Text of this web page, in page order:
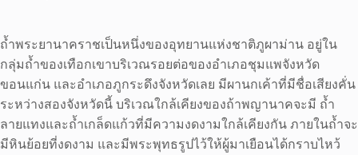
ถ้ำพระยานาคราชเป็นหนึ่งของอุทยานแห่งชาติภูผาม่าน อยู่ใน
กลุ่มถ้ำของเทือกเขาบริเวณรอยต่อของอำเภอชุมแพจังหวัด
ขอนแก่น และอำเภอภูกระดึงจังหวัดเลย มีผานกเค้าที่มีชื่อเสียงคั่น
ระหว่างสองจังหวัดนี้ บริเวณใกล้เคียงของถ้าพญานาคจะมี ถ้ำ
ลายแทงและถ้ำเกล็ดแก้วที่มีความงดงามใกล้เคียงกัน ภายในถ้ำจะ
มีหินย้อยที่งดงาม และมีพระพุทธรูปไว้ให้ผู้มาเยือนได้กราบไหว้